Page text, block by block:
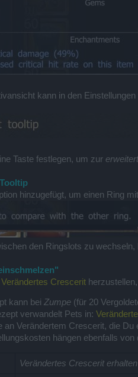
kann in den
Taste festlegen, um zur
hinzugefügt, um einen Ring
den Ringslots zu
Verändertes Crescerit
kann bei Zumpe (für 20
verwandelt Pets in:
an Verändertem Crescerit, die
hängen ebenfalls
Verändertes Crescerit erhalten